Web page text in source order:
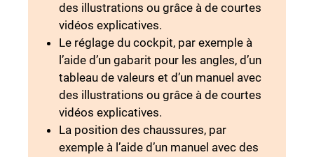
des illustrations ou grâce à de courtes
vidéos explicatives.
Le réglage du cockpit, par exemple à
l’aide d’un gabarit pour les angles, d’un
tableau de valeurs et d’un manuel avec
des illustrations ou grâce à de courtes
vidéos explicatives.
La position des chaussures, par
exemple à l’aide d’un manuel avec des